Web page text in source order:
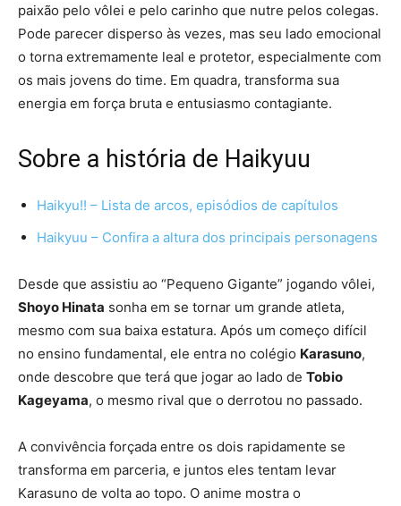
paixão pelo vôlei e pelo carinho que nutre pelos colegas.
Pode parecer disperso às vezes, mas seu lado emocional
o torna extremamente leal e protetor, especialmente com
os mais jovens do time. Em quadra, transforma sua
energia em força bruta e entusiasmo contagiante.
Sobre a história de Haikyuu
Haikyu!! – Lista de arcos, episódios de capítulos
Haikyuu – Confira a altura dos principais personagens
Desde que assistiu ao “Pequeno Gigante” jogando vôlei,
Shoyo Hinata sonha em se tornar um grande atleta,
mesmo com sua baixa estatura. Após um começo difícil
no ensino fundamental, ele entra no colégio Karasuno,
onde descobre que terá que jogar ao lado de Tobio
Kageyama, o mesmo rival que o derrotou no passado.
A convivência forçada entre os dois rapidamente se
transforma em parceria, e juntos eles tentam levar
Karasuno de volta ao topo. O anime mostra o